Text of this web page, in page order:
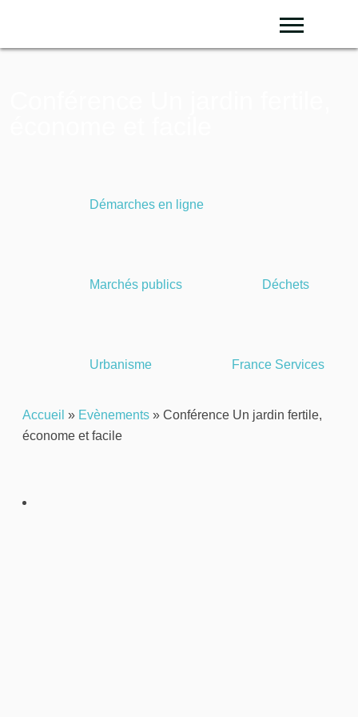
Démarches en ligne
Marchés publics Déchets
Urbanisme France Services
Accueil»Evènements» Conférence Un jardin fertile,
économe et facile